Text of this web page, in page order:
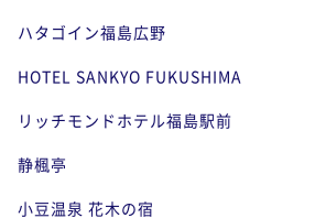
ハタゴイン福島広野
HOTEL SANKYO FUKUSHIMA
リッチモンドホテル福島駅前
静楓亭
小豆温泉 花木の宿